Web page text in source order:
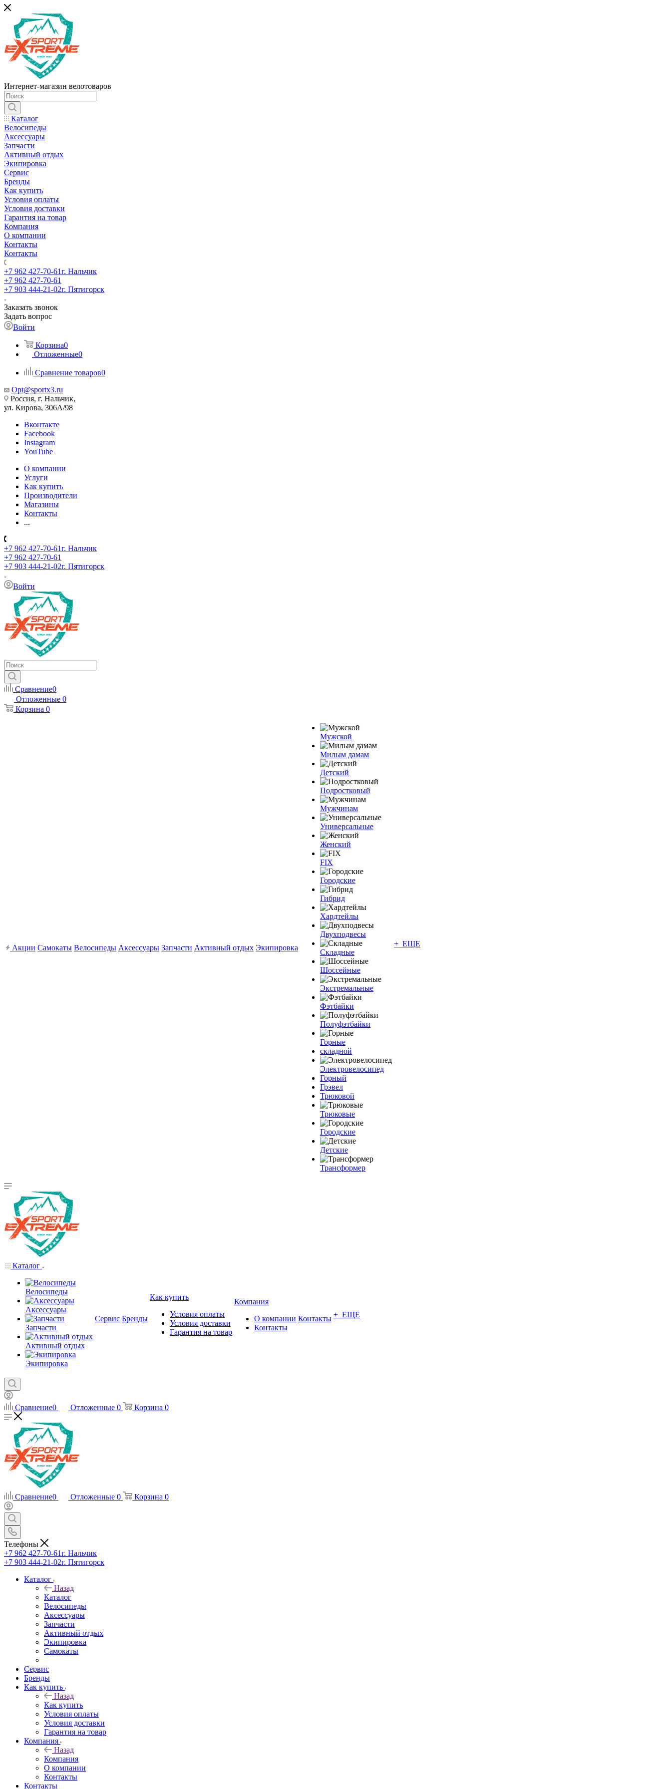
Интернет-магазин велотоваров
Каталог
Велосипеды
Аксессуары
Запчасти
Активный отдых
Экипировка
Сервис
Бренды
Как купить
Условия оплаты
Условия доставки
Гарантия на товар
Компания
О компании
Контакты
Контакты
+7 962 427-70-61г. Нальчик
+7 962 427-70-61
+7 903 444-21-02г. Пятигорск
Заказать звонок
Задать вопрос
Войти
Корзина0
Отложенные0
Сравнение товаров0
Opt@sportx3.ru
Россия, г. Нальчик,
ул. Кирова, 306А/98
Вконтакте
Facebook
Instagram
YouTube
О компании
Услуги
Как купить
Производители
Магазины
Контакты
...
+7 962 427-70-61г. Нальчик
+7 962 427-70-61
+7 903 444-21-02г. Пятигорск
Войти
Сравнение0
Отложенные 0
Корзина 0
Акции Самокаты Велосипеды Аксессуары Запчасти Активный отдых Экипировка
Мужской
Милым дамам
Детский
Подростковый
Мужчинам
Универсальные
Женский
FIX
Городские
Гибрид
Хардтейлы
Двухподвесы
Складные
Шоссейные
Экстремальные
Фэтбайки
Полуфэтбайки
Горные
складной
Электровелосипед
Горный
Грэвел
Трюковой
Трюковые
Городские
Детские
Трансформер
+ ЕЩЕ
Каталог
Велосипеды
Аксессуары
Запчасти
Активный отдых
Экипировка
Сервис Бренды
Как купить
Условия оплаты
Условия доставки
Гарантия на товар
Компания
О компании
Контакты
Контакты + ЕЩЕ
Сравнение0 Отложенные 0 Корзина 0
Сравнение0 Отложенные 0 Корзина 0
Телефоны
+7 962 427-70-61г. Нальчик
+7 903 444-21-02г. Пятигорск
Каталог
Назад
Каталог
Велосипеды
Аксессуары
Запчасти
Активный отдых
Экипировка
Самокаты
Сервис
Бренды
Как купить
Назад
Как купить
Условия оплаты
Условия доставки
Гарантия на товар
Компания
Назад
Компания
О компании
Контакты
Контакты